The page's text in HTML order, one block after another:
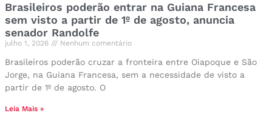
Brasileiros poderão entrar na Guiana Francesa
sem visto a partir de 1º de agosto, anuncia
senador Randolfe
julho 1, 2026 Nenhum comentário
Brasileiros poderão cruzar a fronteira entre Oiapoque e São
Jorge, na Guiana Francesa, sem a necessidade de visto a
partir de 1º de agosto. O
Leia Mais »